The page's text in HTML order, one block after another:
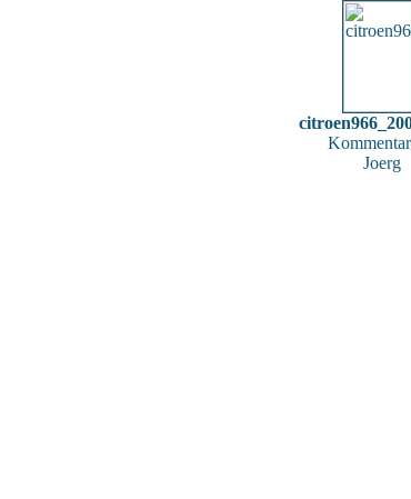
Joerg